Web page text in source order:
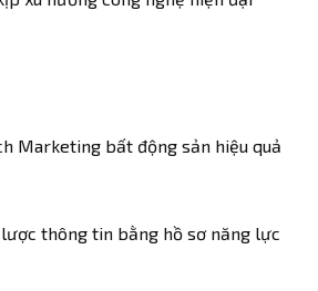
Marketing bất động sản hiệu quả
lược thông tin bằng hồ sơ năng lực